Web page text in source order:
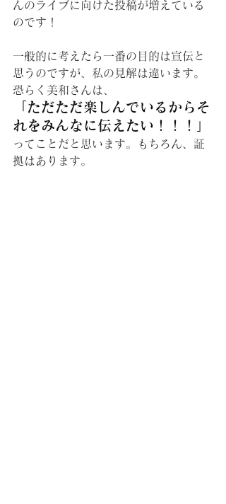
んのライブに向けた投稿が増えている
のです！
一般的に考えたら一番の目的は宣伝と
思うのですが、私の見解は違います。
恐らく美和さんは、
「ただただ楽しんでいるからそ
れをみんなに伝えたい！！！」
ってことだと思います。もちろん、証
拠はあります。